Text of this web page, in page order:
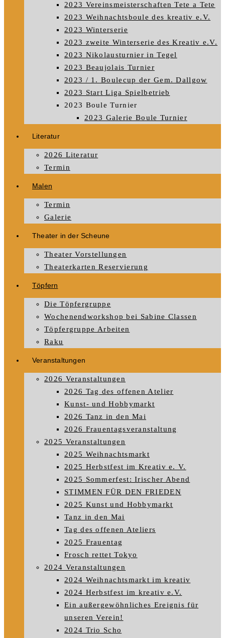
2023 Vereinsmeisterschaften Tete a Tete
2023 Weihnachtsboule des kreativ e.V.
2023 Winterserie
2023 zweite Winterserie des Kreativ e.V.
2023 Nikolausturnier in Tegel
2023 Beaujolais Turnier
2023 / 1. Boulecup der Gem. Dallgow
2023 Start Liga Spielbetrieb
2023 Boule Turnier
2023 Galerie Boule Turnier
Literatur
2026 Literatur
Termin
Malen
Termin
Galerie
Theater in der Scheune
Theater Vorstellungen
Theaterkarten Reservierung
Töpfern
Die Töpfergruppe
Wochenendworkshop bei Sabine Classen
Töpfergruppe Arbeiten
Raku
Veranstaltungen
2026 Veranstaltungen
2026 Tag des offenen Atelier
Kunst- und Hobbymarkt
2026 Tanz in den Mai
2026 Frauentagsveranstaltung
2025 Veranstaltungen
2025 Weihnachtsmarkt
2025 Herbstfest im Kreativ e. V.
2025 Sommerfest: Irischer Abend
STIMMEN FÜR DEN FRIEDEN
2025 Kunst und Hobbymarkt
Tanz in den Mai
Tag des offenen Ateliers
2025 Frauentag
Frosch rettet Tokyo
2024 Veranstaltungen
2024 Weihnachtsmarkt im kreativ
2024 Herbstfest im kreativ e.V.
Ein außergewöhnliches Ereignis für
unseren Verein!
2024 Trio Scho